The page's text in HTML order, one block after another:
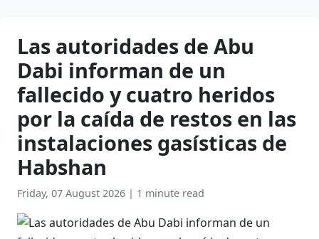
Las autoridades de Abu
Dabi informan de un
fallecido y cuatro heridos
por la caída de restos en las
instalaciones gasísticas de
Habshan
Friday, 07 August 2026 | 1 minute read